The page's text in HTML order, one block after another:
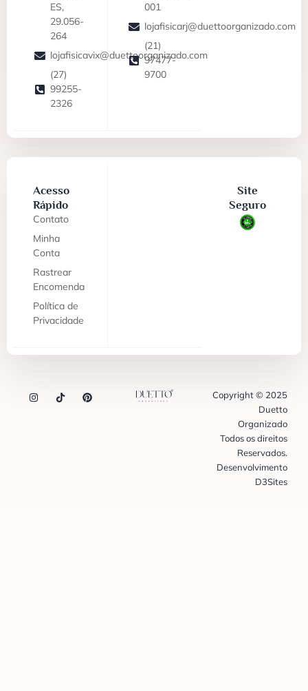
ES,
29.056-
264
lojafisicavix@duettoorganizado.com
(27)
99255-
2326
001
lojafisicarj@duettoorganizado.com
(21)
97477-
9700
Acesso
Rápido
Contato
Minha
Conta
Rastrear
Encomenda
Política de
Privacidade
Site
Seguro
Copyright © 2025
Duetto
Organizado
Todos os direitos
Reservados.
Desenvolvimento
D3Sites